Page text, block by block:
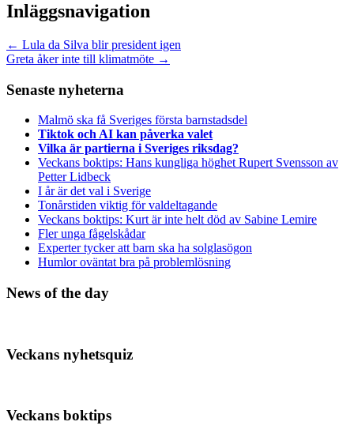
Inläggsnavigation
← Lula da Silva blir president igen
Greta åker inte till klimatmöte →
Senaste nyheterna
Malmö ska få Sveriges första barnstadsdel
Tiktok och AI kan påverka valet
Vilka är partierna i Sveriges riksdag?
Veckans boktips: Hans kungliga höghet Rupert Svensson av
Petter Lidbeck
I år är det val i Sverige
Tonårstiden viktig för valdeltagande
Veckans boktips: Kurt är inte helt död av Sabine Lemire
Fler unga fågelskådar
Experter tycker att barn ska ha solglasögon
Humlor oväntat bra på problemlösning
News of the day
Veckans nyhetsquiz
Veckans boktips